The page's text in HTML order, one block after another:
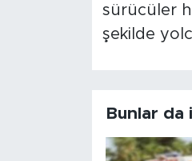
sürücüler
şekilde
Bunlar